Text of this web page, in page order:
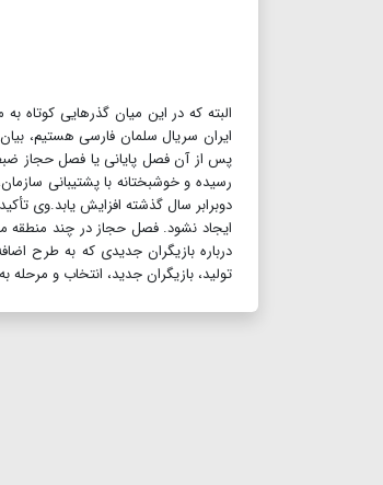
البته که در این میان گذرهایی کوتاه
ایران سریال سلمان فارسی هستیم،
پس از آن فصل پایانی یا فصل حجاز
رسیده و خوشبختانه با پشتیبانی
دوبرابر سال گذشته افزایش یابد.وی
ایجاد نشود. فصل حجاز در چند منطقه
درباره بازیگران جدیدی که به طرح
تولید، بازیگران جدید، انتخاب و مرحله به مرحله